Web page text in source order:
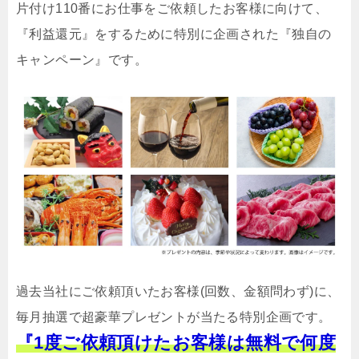
片付け110番にお仕事をご依頼したお客様に向けて、
『利益還元』をするために特別に企画された『独自の
キャンペーン』です。
過去当社にご依頼頂いたお客様(回数、金額問わず)に、
毎月抽選で超豪華プレゼントが当たる特別企画です。
『1度ご依頼頂けたお客様は無料で何度